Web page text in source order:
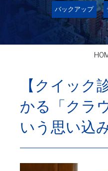
バックアップ
【クイック
かる「クラ
いう思い込